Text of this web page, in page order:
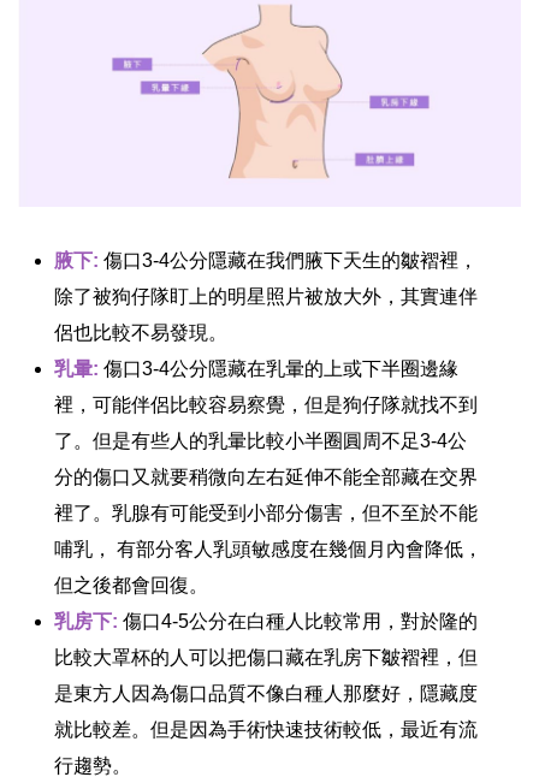
腋下: 傷口3-4公分隱藏在我們腋下天生的皺褶裡，
除了被狗仔隊盯上的明星照片被放大外，其實連伴
侶也比較不易發現。
乳暈: 傷口3-4公分隱藏在乳暈的上或下半圈邊緣
裡，可能伴侶比較容易察覺，但是狗仔隊就找不到
了。但是有些人的乳暈比較小半圈圓周不足3-4公
分的傷口又就要稍微向左右延伸不能全部藏在交界
裡了。乳腺有可能受到小部分傷害，但不至於不能
哺乳， 有部分客人乳頭敏感度在幾個月內會降低，
但之後都會回復。
乳房下: 傷口4-5公分在白種人比較常用，對於隆的
比較大罩杯的人可以把傷口藏在乳房下皺褶裡，但
是東方人因為傷口品質不像白種人那麼好，隱藏度
就比較差。但是因為手術快速技術較低，最近有流
行趨勢。